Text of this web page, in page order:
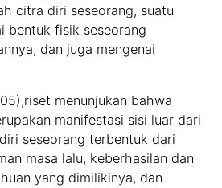
citra diri seseorang, suatu
bentuk fisik seseorang
dan juga mengenai
menunjukan bahwa
manifestasi sisi luar dari
seseorang terbentuk dari
masa lalu, keberhasilan dan
yang dimilikinya, dan